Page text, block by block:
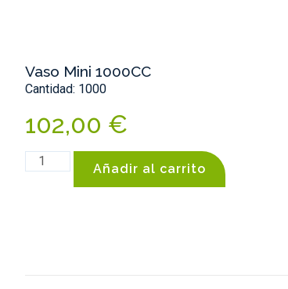
Vaso Mini 1000CC
Cantidad: 1000
102,00 €
Añadir al carrito